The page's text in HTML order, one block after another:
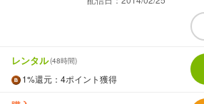
レンタル(48時間)
1%還元 ：4ポイント獲得